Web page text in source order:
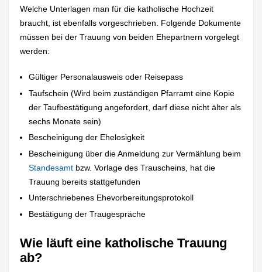
Welche Unterlagen man für die katholische Hochzeit
braucht, ist ebenfalls vorgeschrieben. Folgende Dokumente
müssen bei der Trauung von beiden Ehepartnern vorgelegt
werden:
Gültiger Personalausweis oder Reisepass
Taufschein (Wird beim zuständigen Pfarramt eine Kopie
der Taufbestätigung angefordert, darf diese nicht älter als
sechs Monate sein)
Bescheinigung der Ehelosigkeit
Bescheinigung über die Anmeldung zur Vermählung beim
Standesamt bzw. Vorlage des Trauscheins, hat die
Trauung bereits stattgefunden
Unterschriebenes Ehevorbereitungsprotokoll
Bestätigung der Traugespräche
Wie läuft eine katholische Trauung
ab?